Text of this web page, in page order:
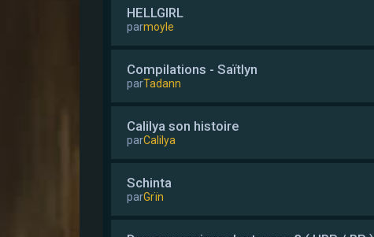
HELLGIRL
parmoyle
Compilations - Saïtlyn
parTadann
Calilya son histoire
parCalilya
Schinta
parGrïn